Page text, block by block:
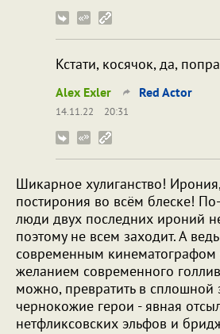
Кстати, косячок, да,
Alex Exler Red Actor
14.11.22
20:31
Шикарное хулиганство!
постирония во всём блеске!
люди двух последних ироний
поэтому не всем заходит. А
современным кинематографом
желанием современного
можно, превратить в сплошной
чернокожие герои - явная
нетфликсовских эльфов и